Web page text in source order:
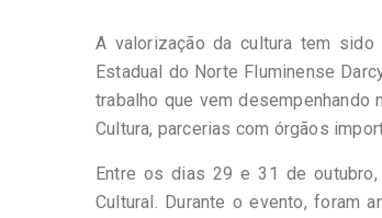
A valorização da cultura tem
Estadual do Norte Fluminense
trabalho que vem
Cultura, parcerias com órgãos
Entre os dias 29 e 31 de
Cultural. Durante o evento, foram